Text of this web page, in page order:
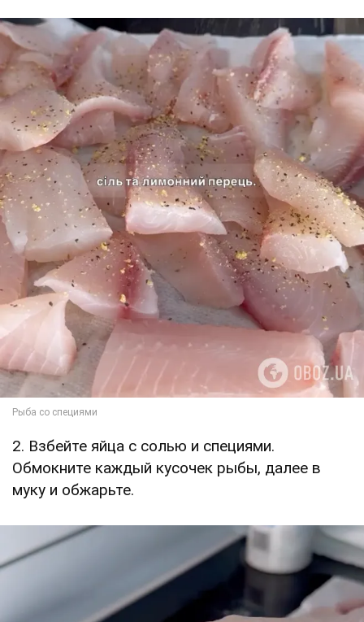
2. Взбейте яйца с солью и специями.
Обмокните каждый кусочек рыбы, далее в
муку и обжарьте.